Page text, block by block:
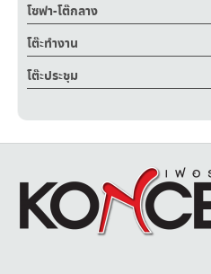
โซฟา-โต๊กลาง
โต๊ะทำงาน
โต๊ะประชุม